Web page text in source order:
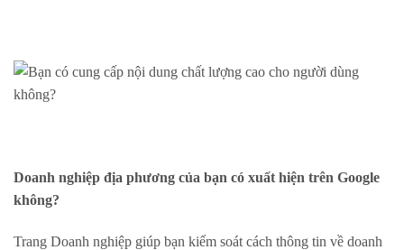
Doanh nghiệp địa phương của bạn có xuất hiện trên Google
không?
Trang Doanh nghiệp giúp bạn kiểm soát cách thông tin về doanh